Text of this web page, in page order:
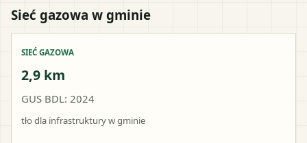
Sieć gazowa w gminie
SIEĆ GAZOWA
2,9 km
GUS BDL: 2024
tło dla infrastruktury w gminie